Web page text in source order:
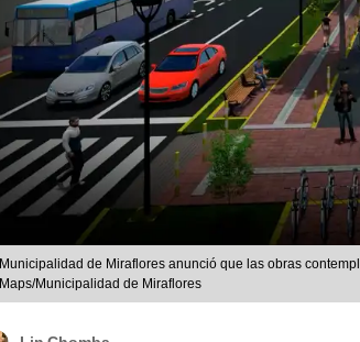
Municipalidad de Miraflores anunció que las obras
Maps/Municipalidad de Miraflores